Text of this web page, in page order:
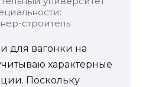
строитель
для вагонки на
характерные
Поскольку